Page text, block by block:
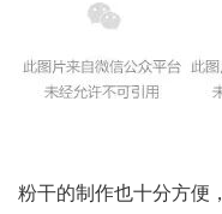
粉干的制作也十分方便